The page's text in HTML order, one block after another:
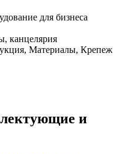
для бизнеса
канцелярия
Материалы, Крепеж
и